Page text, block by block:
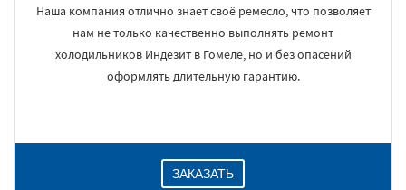
Наша компания отлично знает своё ремесло, что позволяет
нам не только качественно выполнять ремонт
холодильников Индезит в Гомеле, но и без опасений
оформлять длительную гарантию.
ЗАКАЗАТЬ